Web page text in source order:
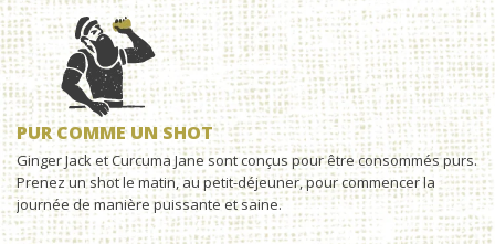
PUR COMME UN SHOT
Ginger Jack et Curcuma Jane sont conçus pour être consommés purs.
Prenez un shot le matin, au petit-déjeuner, pour commencer la
journée de manière puissante et saine.